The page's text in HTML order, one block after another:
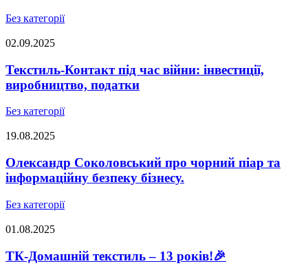
Без категорії
02.09.2025
Текстиль-Контакт під час війни: інвестиції,
виробництво, податки
Без категорії
19.08.2025
Олександр Соколовський про чорний піар та
інформаційну безпеку бізнесу.
Без категорії
01.08.2025
ТК-Домашній текстиль – 13 років!🎉